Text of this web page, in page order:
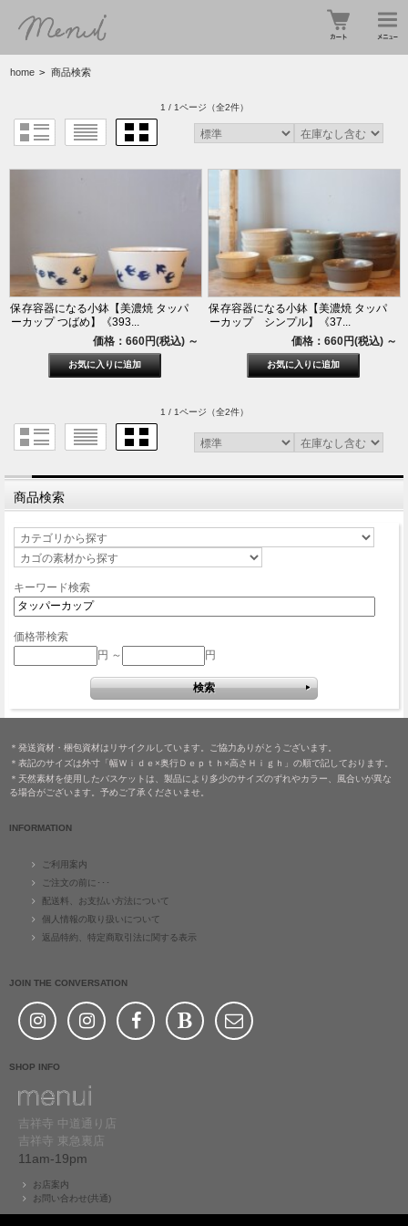
home > 商品検索
1 / 1ページ （全2件）
保存容器になる小鉢【美濃焼 タッパ
ーカップ つばめ】《393...
価格：660円(税込) ～
保存容器になる小鉢【美濃焼 タッパ
ーカップ シンプル】《37...
価格：660円(税込) ～
1 / 1ページ （全2件）
商品検索
キーワード検索
価格帯検索
円 ～
円
＊発送資材・梱包資材はリサイクルしています。ご協力ありがとうございます。
＊表記のサイズは外寸「幅Ｗｉｄｅ×奥行Ｄｅｐｔｈ×高さＨｉｇｈ」の順で記しております。
＊天然素材を使用したバスケットは、製品により多少のサイズのずれやカラー、風合いが異な
る場合がございます。予めご了承くださいませ。
INFORMATION
ご利用案内
ご注文の前に･･･
配送料、お支払い方法について
個人情報の取り扱いについて
返品特約、特定商取引法に関する表示
JOIN THE CONVERSATION
SHOP INFO
吉祥寺 中道通り店
吉祥寺 東急裏店
11am-19pm
お店案内
お問い合わせ(共通)